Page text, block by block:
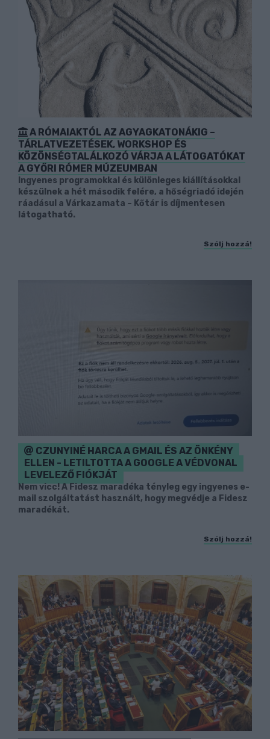
A RÓMAIAKTÓL AZ AGYAGKATONÁKIG –
TÁRLATVEZETÉSEK, WORKSHOP ÉS
KÖZÖNSÉGTALÁLKOZÓ VÁRJA A LÁTOGATÓKAT
A GYŐRI RÓMER MÚZEUMBAN
Ingyenes programokkal és különleges kiállításokkal
készülnek a hét második felére, a hőségriadó idején
ráadásul a Várkazamata – Kőtár is díjmentesen
látogatható.
Szólj hozzá!
CZUNYINÉ HARCA A GMAIL ÉS AZ ÖNKÉNY
ELLEN - LETILTOTTA A GOOGLE A VÉDVONAL
LEVELEZŐ FIÓKJÁT
Nem vicc! A Fidesz maradéka tényleg egy ingyenes e-
mail szolgáltatást használt, hogy megvédje a Fidesz
maradékát.
Szólj hozzá!